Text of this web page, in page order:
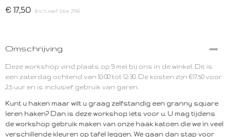
€ 17,50 (inclusief btw 21%)
Omschrijving
Deze workshop vind plaats op 9 mei bij ons in de winkel. Dit is
een zaterdag ochtend van 10:00 tot 12:30. De kosten zijn €17.50 voor
2,5 uur en is inclusief gebruik van garen.
Kunt u haken maar wilt u graag zelfstandig een granny square
leren haken? Dan is deze workshop iets voor u. U mag tijdens
de workshop gebruik maken van onze haak katoen die we in veel
verschillende kleuren op tafel leggen. We gaan dan stap voor